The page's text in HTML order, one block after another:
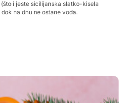
i jeste sicilijanska slatko-kisela
na dnu ne ostane voda.